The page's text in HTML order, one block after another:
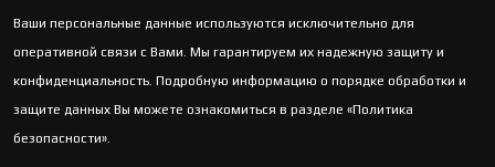
Ваши персональные данные используются исключительно для
оперативной связи с Вами. Мы гарантируем их надежную защиту и
конфиденциальность. Подробную информацию о порядке обработки и
защите данных Вы можете ознакомиться в разделе «Политика
безопасности».